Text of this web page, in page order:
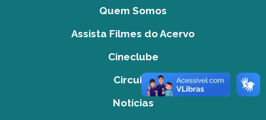
Quem Somos
Assista Filmes do Acervo
Cineclube
Circuito
Notícias